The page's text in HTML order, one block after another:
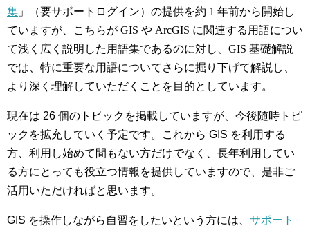
集 」（要サポートログイン）の提供を約 1 年前から開始し
ていますが、こちらが GIS や ArcGIS に関連する用語につい
て浅く広く説明した用語集であるのに対し、GIS 基礎解説
では、特に重要な用語についてさらに掘り下げて解説し、
より深く理解していただくことを目的としています。
現在は 26 個のトピックを掲載していますが、今後随時トピ
ックを拡充していく予定です。これから GIS を利用する
方、利用し始めて間もない方だけでなく、長年利用してい
る方にとっても役立つ情報を提供していますので、是非ご
活用いただければと思います。
GIS を操作しながら自習をしたいという方には、 サポート